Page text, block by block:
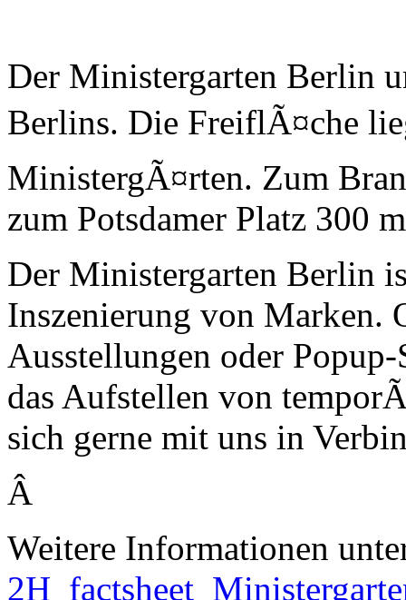
Der Ministergarten Berlin
Berlins. Die FreiflÃ¤che
MinistergÃ¤rten. Zum
zum Potsdamer Platz 300
Der Ministergarten Berlin
Inszenierung von Marken.
Ausstellungen oder
das Aufstellen von
sich gerne mit uns in
Â
Weitere Informationen